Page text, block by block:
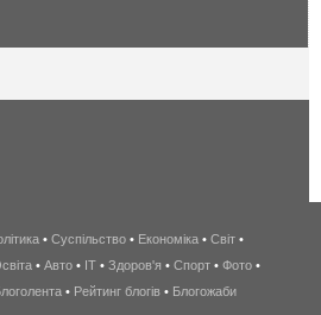
беспроводной
интернет
киев
• Суспільство • Економіка • Світ •
• Авто • IT • Здоров'я • Спорт • Фото •
• Рейтинг блогів • Блогожаби